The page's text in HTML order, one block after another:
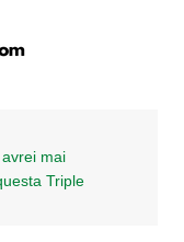
mai
Triple